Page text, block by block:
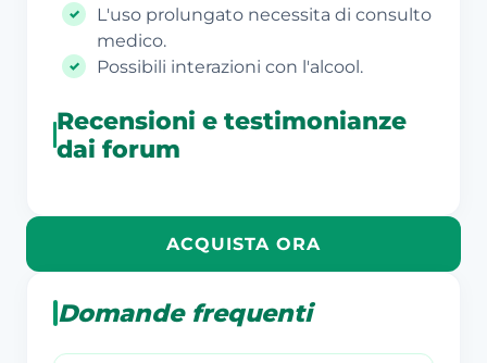
L'uso prolungato necessita di consulto
medico.
Possibili interazioni con l'alcool.
Recensioni e testimonianze
dai forum
ACQUISTA ORA
Domande frequenti